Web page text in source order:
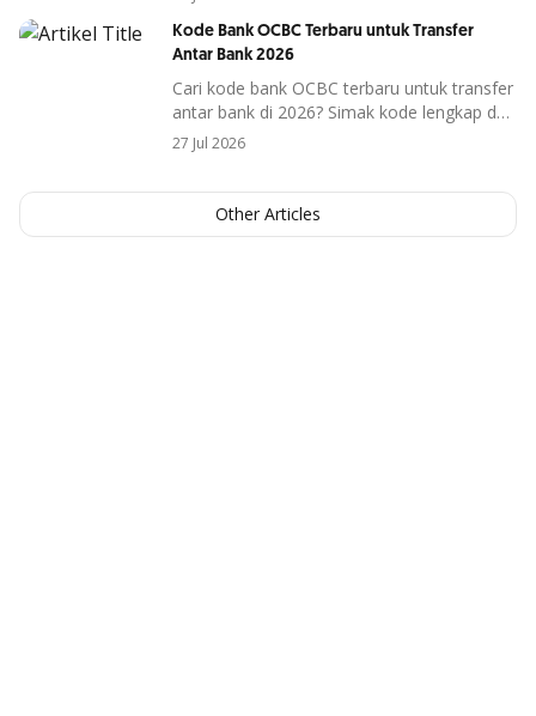
diperhatikan, terutama di era digital saat ini.
Risiko sepertipenipuan membuat banyak
orang mulai mencari cara untuk melindungi
uang mereka dengan lebih optimal.
Kode Bank OCBC Terbaru untuk Transfer
Antar Bank 2026
Cari kode bank OCBC terbaru untuk transfer
antar bank di 2026? Simak kode lengkap dan
cara penggunaannya agar transaksi berjalan
lancar.
27 Jul 2026
Other Articles